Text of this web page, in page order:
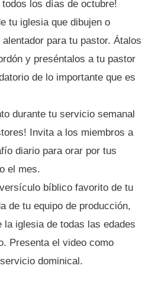
los días de octubre!
tu iglesia que dibujen o
para tu pastor. Átalos
y preséntalos a tu pastor
de lo importante que es
durante tu servicio semanal
Invita a los miembros a
diario para orar por tus
el mes.
bíblico favorito de tu
de tu equipo de producción,
la iglesia de todas las edades
Presenta el video como
dominical.